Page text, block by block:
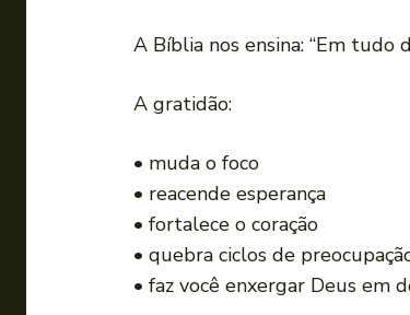
A Bíblia nos ensina: “Em tudo
A gratidão:
• muda o foco
• reacende esperança
• fortalece o coração
• quebra ciclos de
• faz você enxergar Deus em